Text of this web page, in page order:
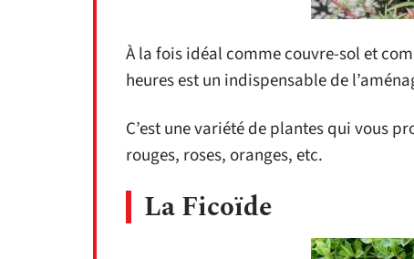
À la fois idéal comme couvre-sol et
heures est un indispensable de
C’est une variété de plantes qui vous
rouges, roses, oranges, etc.
La Ficoïde